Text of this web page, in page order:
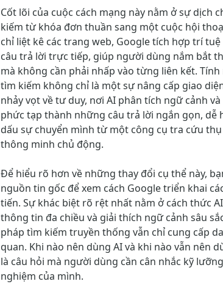
Cốt lõi của cuộc cách mạng này nằm ở sự dịch
kiếm từ khóa đơn thuần sang một cuộc hội
chỉ liệt kê các trang web, Google tích hợp trí
câu trả lời trực tiếp, giúp người dùng nắm bắt
mà không cần phải nhấp vào từng liên kết.
tìm kiếm không chỉ là một sự nâng cấp giao
nhảy vọt về tư duy, nơi AI phân tích ngữ cảnh
phức tạp thành những câu trả lời ngắn gọn, dễ
dấu sự chuyển mình từ một công cụ tra cứu
thông minh chủ động.
Để hiểu rõ hơn về những thay đổi cụ thể này,
nguồn tin gốc để xem cách Google triển khai
tiến. Sự khác biệt rõ rệt nhất nằm ở cách thức
thông tin đa chiều và giải thích ngữ cảnh sâu
pháp tìm kiếm truyền thống vẫn chỉ cung cấp
quan. Khi nào nên dùng AI và khi nào vẫn nên
là câu hỏi mà người dùng cần cân nhắc kỹ
nghiệm của mình.